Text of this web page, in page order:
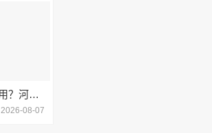
偃师房屋装修费用？河南璟臻环保建材有限公司无隐形消费
2026-08-07